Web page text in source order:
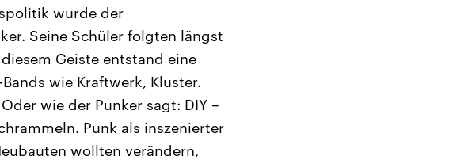
wurde der
Seine Schüler folgten längst
Geiste entstand eine
wie Kraftwerk, Kluster.
wie der Punker sagt: DIY –
Punk als inszenierter
wollten verändern,